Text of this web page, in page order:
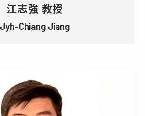
江志強 教授
Jyh-Chiang Jiang